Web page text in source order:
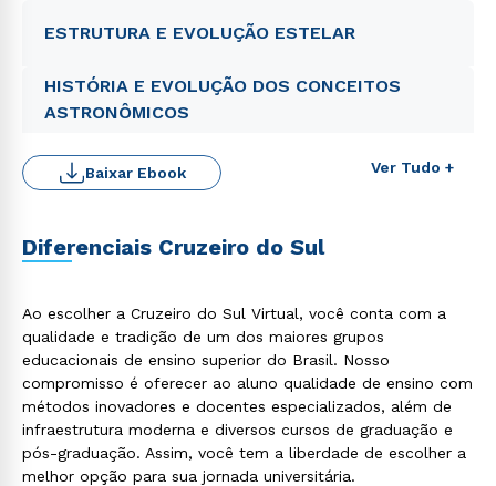
ESTRUTURA E EVOLUÇÃO ESTELAR
HISTÓRIA E EVOLUÇÃO DOS CONCEITOS
ASTRONÔMICOS
Ver Tudo +
Baixar Ebook
Diferenciais Cruzeiro do Sul
Ao escolher a Cruzeiro do Sul Virtual, você conta com a
qualidade e tradição de um dos maiores grupos
educacionais de ensino superior do Brasil. Nosso
compromisso é oferecer ao aluno qualidade de ensino com
métodos inovadores e docentes especializados, além de
infraestrutura moderna e diversos cursos de graduação e
pós-graduação. Assim, você tem a liberdade de escolher a
melhor opção para sua jornada universitária.
ou